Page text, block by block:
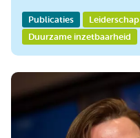
Publicaties
Leiderschap
Duurzame inzetbaarheid